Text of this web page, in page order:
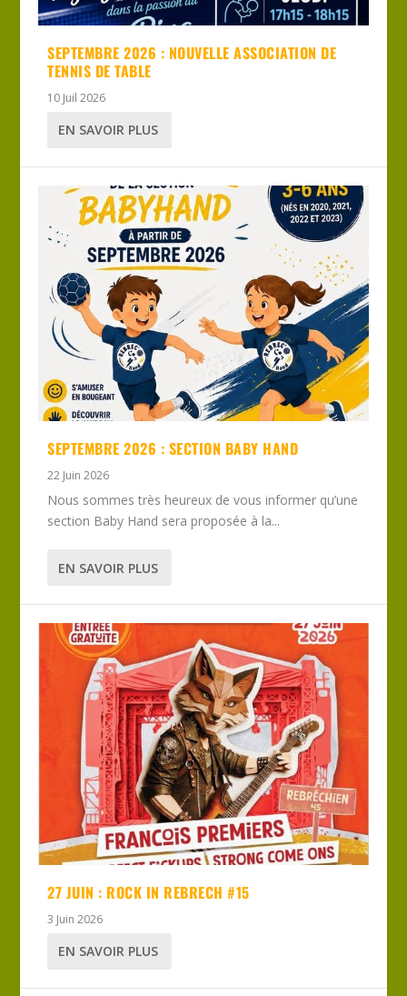
SEPTEMBRE 2026 : NOUVELLE ASSOCIATION DE
TENNIS DE TABLE
10 Juil 2026
EN SAVOIR PLUS
SEPTEMBRE 2026 : SECTION BABY HAND
22 Juin 2026
Nous sommes très heureux de vous informer qu’une
section Baby Hand sera proposée à la...
EN SAVOIR PLUS
27 JUIN : ROCK IN REBRECH #15
3 Juin 2026
EN SAVOIR PLUS